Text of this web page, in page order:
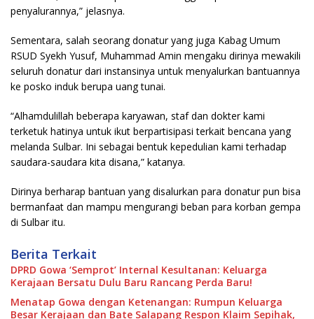
penyalurannya,” jelasnya.
Sementara, salah seorang donatur yang juga Kabag Umum
RSUD Syekh Yusuf, Muhammad Amin mengaku dirinya mewakili
seluruh donatur dari instansinya untuk menyalurkan bantuannya
ke posko induk berupa uang tunai.
“Alhamdulillah beberapa karyawan, staf dan dokter kami
terketuk hatinya untuk ikut berpartisipasi terkait bencana yang
melanda Sulbar. Ini sebagai bentuk kepedulian kami terhadap
saudara-saudara kita disana,” katanya.
Dirinya berharap bantuan yang disalurkan para donatur pun bisa
bermanfaat dan mampu mengurangi beban para korban gempa
di Sulbar itu.
Berita Terkait
DPRD Gowa ‘Semprot’ Internal Kesultanan: Keluarga
Kerajaan Bersatu Dulu Baru Rancang Perda Baru!
Menatap Gowa dengan Ketenangan: Rumpun Keluarga
Besar Kerajaan dan Bate Salapang Respon Klaim Sepihak,